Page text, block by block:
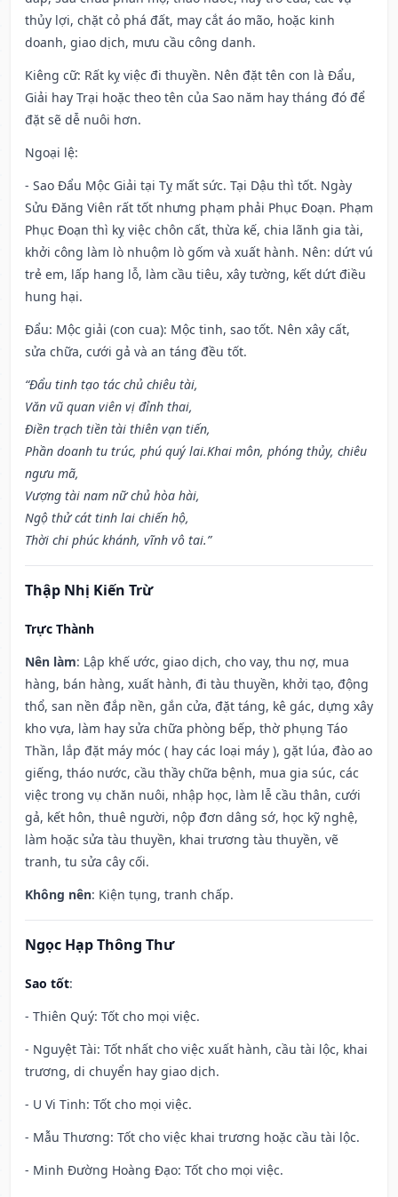
thủy lợi, chặt cỏ phá đất, may cắt áo mão, hoặc kinh
doanh, giao dịch, mưu cầu công danh.
Kiêng cữ: Rất kỵ việc đi thuyền. Nên đặt tên con là Đẩu,
Giải hay Trại hoặc theo tên của Sao năm hay tháng đó để
đặt sẽ dễ nuôi hơn.
Ngoại lệ:
- Sao Đẩu Mộc Giải tại Tỵ mất sức. Tại Dậu thì tốt. Ngày
Sửu Đăng Viên rất tốt nhưng phạm phải Phục Đoạn. Phạm
Phục Đoạn thì kỵ việc chôn cất, thừa kế, chia lãnh gia tài,
khởi công làm lò nhuộm lò gốm và xuất hành. Nên: dứt vú
trẻ em, lấp hang lỗ, làm cầu tiêu, xây tường, kết dứt điều
hung hại.
Đẩu: Mộc giải (con cua): Mộc tinh, sao tốt. Nên xây cất,
sửa chữa, cưới gả và an táng đều tốt.
“Đẩu tinh tạo tác chủ chiêu tài,
Văn vũ quan viên vị đỉnh thai,
Điền trạch tiền tài thiên vạn tiến,
Phần doanh tu trúc, phú quý lai.Khai môn, phóng thủy, chiêu
ngưu mã,
Vượng tài nam nữ chủ hòa hài,
Ngộ thử cát tinh lai chiến hộ,
Thời chi phúc khánh, vĩnh vô tai.”
Thập Nhị Kiến Trừ
Trực Thành
Nên làm: Lập khế ước, giao dịch, cho vay, thu nợ, mua
hàng, bán hàng, xuất hành, đi tàu thuyền, khởi tạo, động
thổ, san nền đắp nền, gắn cửa, đặt táng, kê gác, dựng xây
kho vựa, làm hay sửa chữa phòng bếp, thờ phụng Táo
Thần, lắp đặt máy móc ( hay các loại máy ), gặt lúa, đào ao
giếng, tháo nước, cầu thầy chữa bệnh, mua gia súc, các
việc trong vụ chăn nuôi, nhập học, làm lễ cầu thân, cưới
gả, kết hôn, thuê người, nộp đơn dâng sớ, học kỹ nghệ,
làm hoặc sửa tàu thuyền, khai trương tàu thuyền, vẽ
tranh, tu sửa cây cối.
Không nên: Kiện tụng, tranh chấp.
Ngọc Hạp Thông Thư
Sao tốt:
- Thiên Quý: Tốt cho mọi việc.
- Nguyệt Tài: Tốt nhất cho việc xuất hành, cầu tài lộc, khai
trương, di chuyển hay giao dịch.
- U Vi Tinh: Tốt cho mọi việc.
- Mẫu Thương: Tốt cho việc khai trương hoặc cầu tài lộc.
- Minh Đường Hoàng Đạo: Tốt cho mọi việc.